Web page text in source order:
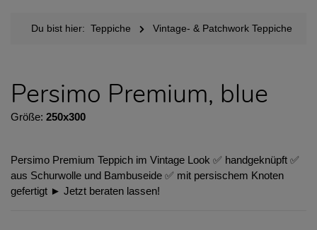
Du bist hier: Teppiche Vintage- & Patchwork Teppiche
Persimo Premium, blue
Größe: 250x300
Persimo Premium Teppich im Vintage Look ✅ handgeknüpft ✅
aus Schurwolle und Bambuseide ✅ mit persischem Knoten
gefertigt ► Jetzt beraten lassen!